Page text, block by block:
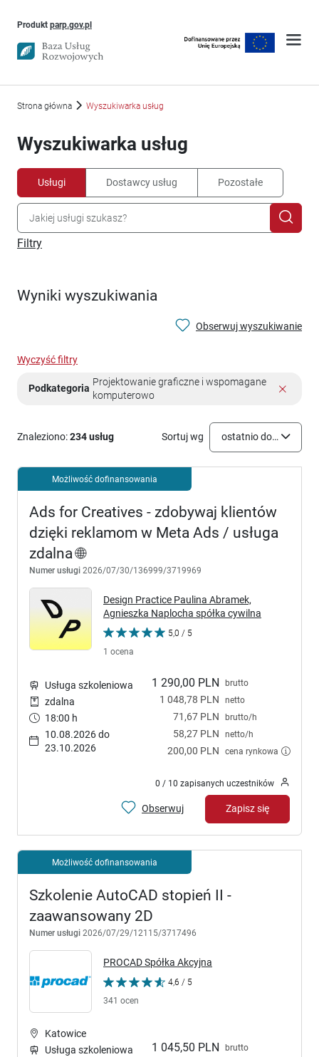
Produkt parp.gov.plUwaga, link otworzy się w nowym oknie
Strona główna Wyszukiwarka usług
Wyszukiwarka usług
Usługi Dostawcy usług Pozostałe
Filtry
Wyniki wyszukiwania
Obserwuj wyszukiwanie
Wyczyść filtry
Podkategoria
Projektowanie graficzne i wspomagane
komputerowo
Znaleziono:234 usług Sortuj wg ostatnio dodane
Możliwość dofinansowania
Ads for Creatives - zdobywaj klientów
dzięki reklamom w Meta Ads / usługa
zdalna 🌐
Numer usługi 2026/07/30/136999/3719969
Design Practice Paulina Abramek,
Agnieszka Naplocha spółka cywilna
5,0 / 5
1 ocena
1 290,00 PLN brutto
1 048,78 PLN netto
71,67 PLN brutto/h
58,27 PLN netto/h
200,00 PLN cena rynkowa
Usługa szkoleniowa
zdalna
18:00 h
10.08.2026 do
23.10.2026
0 / 10 zapisanych uczestników
Obserwuj Zapisz się
Możliwość dofinansowania
Szkolenie AutoCAD stopień II -
zaawansowany 2D
Numer usługi 2026/07/29/12115/3717496
PROCAD Spółka Akcyjna
4,6 / 5
341 ocen
1 045,50 PLN brutto
Katowice
Usługa szkoleniowa